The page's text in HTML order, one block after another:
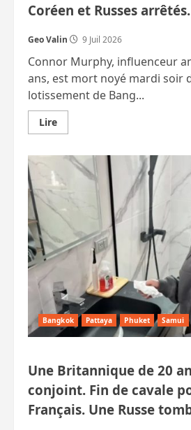
Coréen et Russes arrêtés.
Geo Valin 9 Juil 2026
Connor Murphy, influenceur
ans, est mort noyé mardi soir
lotissement de Bang...
LireEn
savoir
Un
influenceur
américain
devient
fou
et
se
noie.
Jeune
Belge,
Canadien,
et
Russes
arrêtés.
Bangkok Pattaya Phuket Samui
Une Britannique de 20
conjoint. Fin de cavale
Français. Une Russe